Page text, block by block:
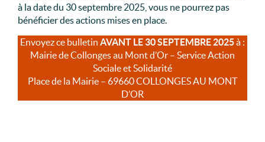
à la date du 30 septembre 2025, vous ne pourrez pas
bénéficier des actions mises en place.
Envoyez ce bulletin AVANT LE 30 SEPTEMBRE 2025à :
Mairie de Collonges au Mont d’Or – Service Action
Sociale et Solidarité
Place de la Mairie – 69660 COLLONGES AU MONT
D’OR